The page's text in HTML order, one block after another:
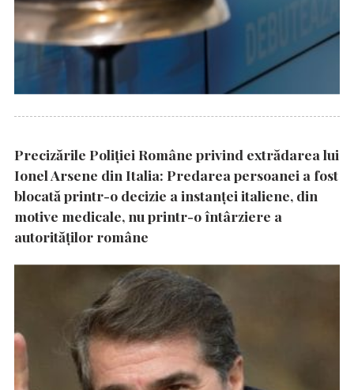
Precizările Poliţiei Române privind extrădarea lui
Ionel Arsene din Italia: Predarea persoanei a fost
blocată printr-o decizie a instanţei italiene, din
motive medicale, nu printr-o întârziere a
autorităţilor române